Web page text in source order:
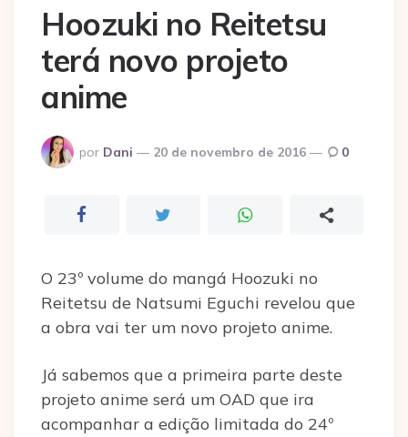
Hoozuki no Reitetsu
terá novo projeto
anime
Postado
por
por Dani 20 de novembro de 2016 0
O 23º volume do mangá Hoozuki no
Reitetsu de Natsumi Eguchi revelou que
a obra vai ter um novo projeto anime.
Já sabemos que a primeira parte deste
projeto anime será um OAD que ira
acompanhar a edição limitada do 24º